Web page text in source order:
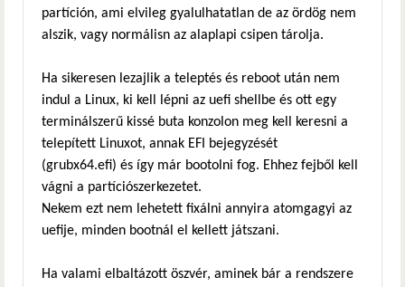
partíción, ami elvileg gyalulhatatlan de az ördög nem
alszik, vagy normálisn az alaplapi csipen tárolja.
Ha sikeresen lezajlik a teleptés és reboot után nem
indul a Linux, ki kell lépni az uefi shellbe és ott egy
terminálszerű kissé buta konzolon meg kell keresni a
telepített Linuxot, annak EFI bejegyzését
(grubx64.efi) és így már bootolni fog. Ehhez fejből kell
vágni a partíciószerkezetet.
Nekem ezt nem lehetett fixálni annyira atomgagyi az
uefije, minden bootnál el kellett játszani.
Ha valami elbaltázott öszvér, aminek bár a rendszere